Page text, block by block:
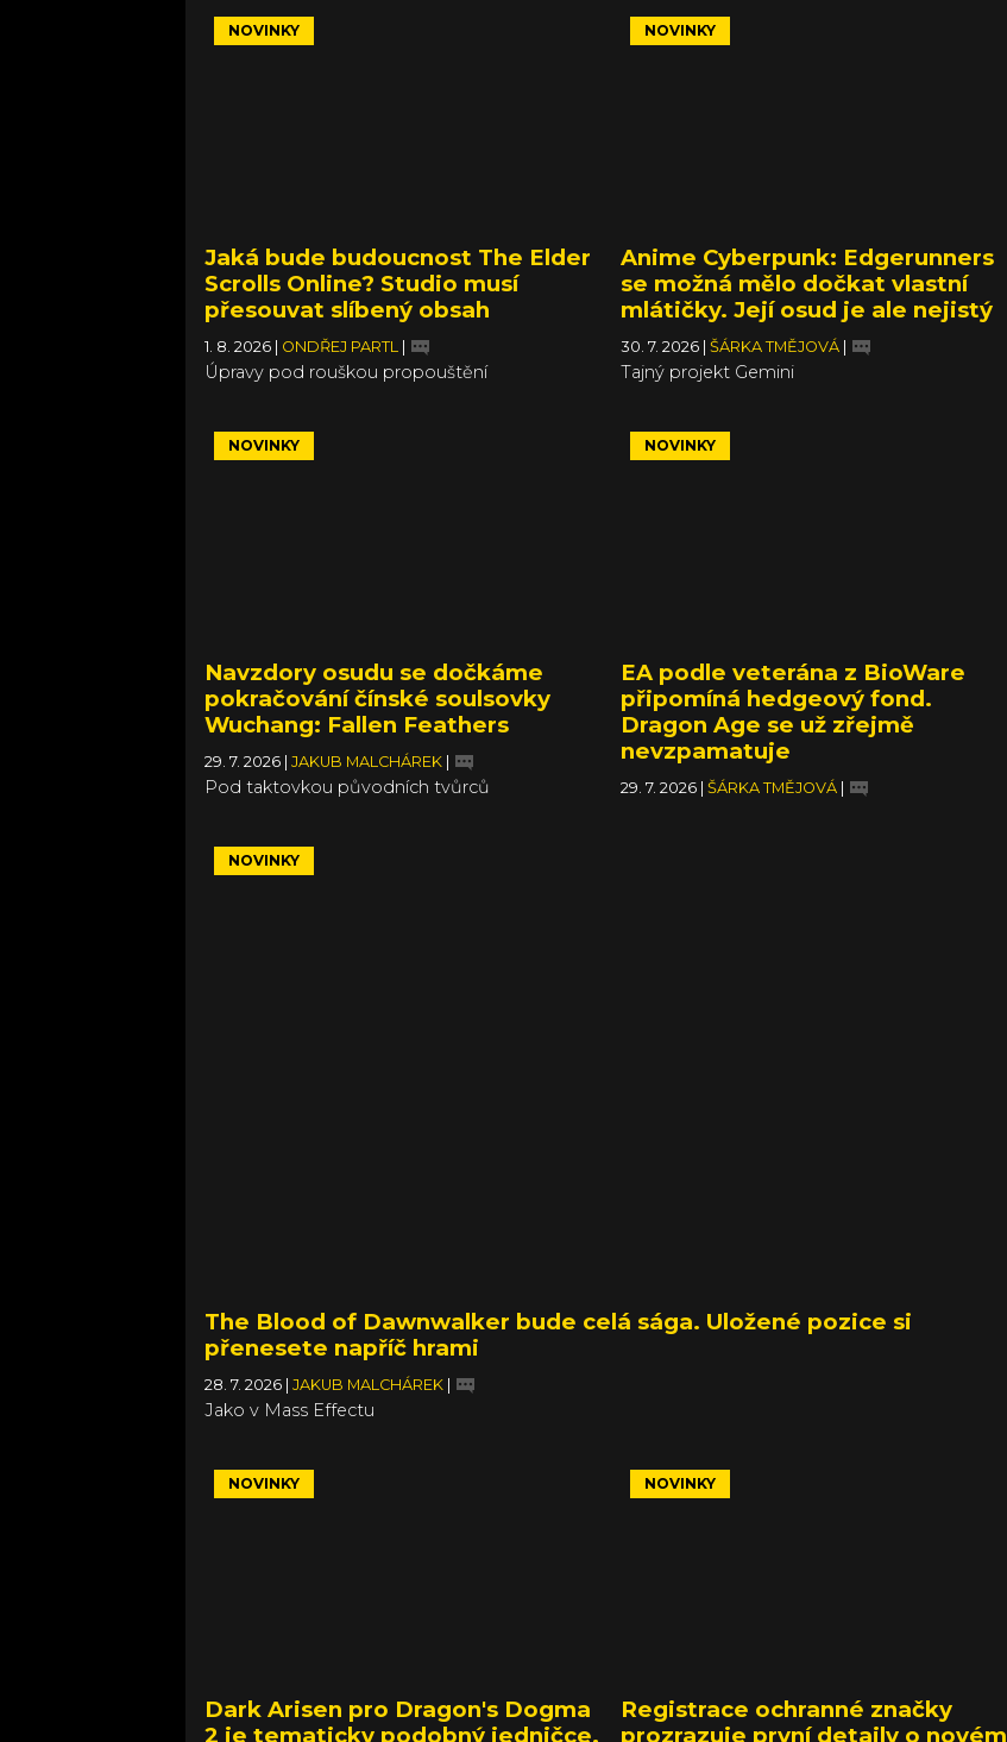
NOVINKY
Jaká bude budoucnost The Elder
Scrolls Online? Studio musí
přesouvat slíbený obsah
1. 8. 2026 ONDŘEJ PARTL
Úpravy pod rouškou propouštění
NOVINKY
Anime Cyberpunk: Edgerunners
se možná mělo dočkat vlastní
mlátičky. Její osud je ale nejistý
30. 7. 2026 ŠÁRKA TMĚJOVÁ
Tajný projekt Gemini
NOVINKY
Navzdory osudu se dočkáme
pokračování čínské soulsovky
Wuchang: Fallen Feathers
29. 7. 2026 JAKUB MALCHÁREK
Pod taktovkou původních tvůrců
NOVINKY
EA podle veterána z BioWare
připomíná hedgeový fond.
Dragon Age se už zřejmě
nevzpamatuje
29. 7. 2026 ŠÁRKA TMĚJOVÁ
NOVINKY
The Blood of Dawnwalker bude celá sága. Uložené pozice si
přenesete napříč hrami
28. 7. 2026 | JAKUB MALCHÁREK |
Jako v Mass Effectu
NOVINKY
Dark Arisen pro Dragon's Dogma
2 je tematicky podobný jedničce.
NOVINKY
Registrace ochranné značky
prozrazuje první detaily o novém